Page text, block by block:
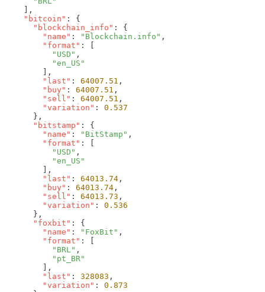
    "bitcoin"
      "blockchain_info"
        "name"
: "Blockchain.info"
        "format"
          "USD"
        "last"
: 64007.51
        "buy"
: 64007.51
        "sell"
: 64007.51
        "variation"
:
      "bitstamp"
        "name"
: "BitStamp"
        "format"
          "USD"
        "last"
: 64013.74
        "buy"
: 64013.74
        "sell"
: 64013.73
        "variation"
:
      "foxbit"
        "name"
: "FoxBit"
        "format"
          "BRL"
        "last"
: 328083
        "variation"
: